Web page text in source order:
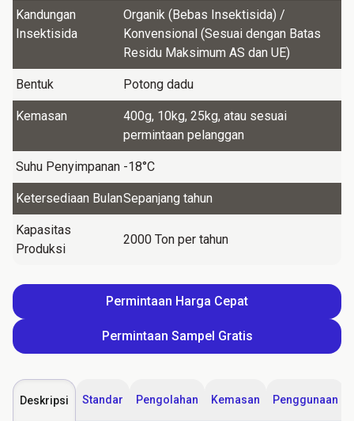
Kandungan
Insektisida
Organik (Bebas Insektisida) /
Konvensional (Sesuai dengan Batas
Residu Maksimum AS dan UE)
Bentuk Potong dadu
Kemasan
400g, 10kg, 25kg, atau sesuai
permintaan pelanggan
Suhu Penyimpanan -18°C
Ketersediaan BulanSepanjang tahun
Kapasitas
Produksi
2000 Ton per tahun
Permintaan Harga Cepat
Permintaan Sampel Gratis
Deskripsi Standar Pengolahan Kemasan Penggunaan